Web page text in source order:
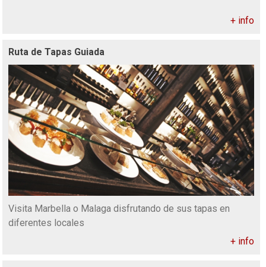
+ info
Ruta de Tapas Guiada
Visita Marbella o Malaga disfrutando de sus tapas en
diferentes locales
+ info